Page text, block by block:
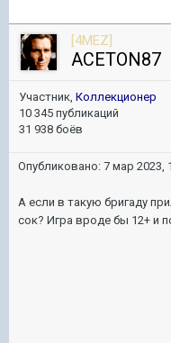
[4MEZ]
ACETON87
Участник, Коллекционер
10 345 публикаций
31 938 боёв
Опубликовано: 7 мар 2023,
А если в такую бригаду
сок? Игра вроде бы 12+ и